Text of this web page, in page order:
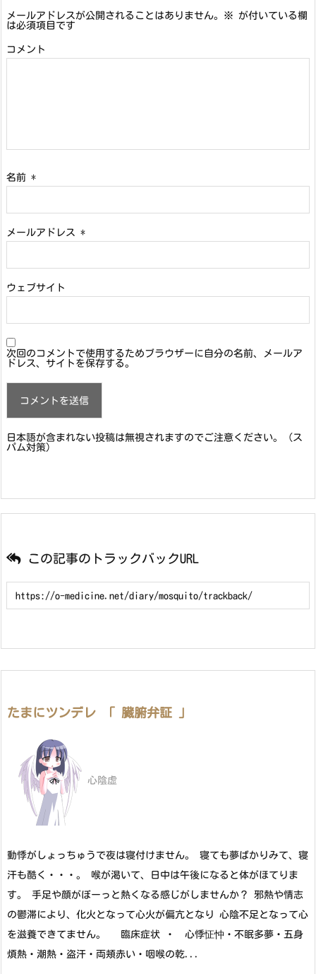
メールアドレスが公開されることはありません。 ※ が付いている欄
は必須項目です
コメント
名前 *
メールアドレス *
ウェブサイト
次回のコメントで使用するためブラウザーに自分の名前、メールア
ドレス、サイトを保存する。
日本語が含まれない投稿は無視されますのでご注意ください。（ス
パム対策）
この記事のトラックバックURL
たまにツンデレ 「 臓腑弁証 」
心陰虚
動悸がしょっちゅうで夜は寝付けません。 寝ても夢ばかりみて、寝
汗も酷く・・・。 喉が渇いて、日中は午後になると体がほてりま
す。 手足や顔がぼーっと熱くなる感じがしませんか？ 邪熱や情志
の鬱滞により、化火となって心火が偏亢となり 心陰不足となって心
を滋養できてません。 臨床症状 ・ 心悸怔忡・不眠多夢・五身
煩熱・潮熱・盗汗・両頬赤い・咽喉の乾...